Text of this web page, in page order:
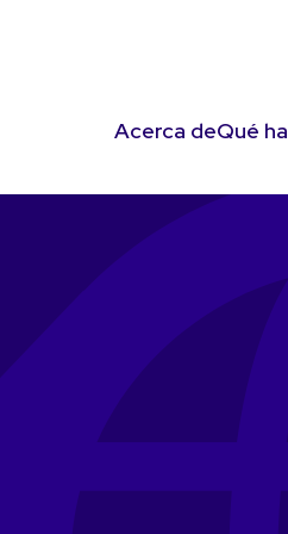
Acerca deQué